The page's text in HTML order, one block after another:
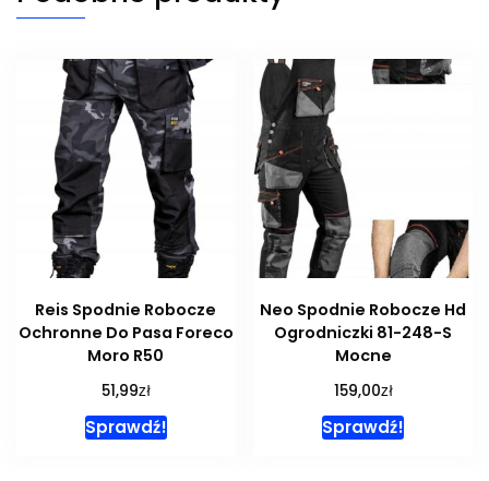
Reis Spodnie Robocze
Ochronne Do Pasa Foreco
Moro R50
51,99zł
Sprawdź!
Neo Spodnie Robocze Hd
Ogrodniczki 81-248-S
Mocne
159,00zł
Sprawdź!